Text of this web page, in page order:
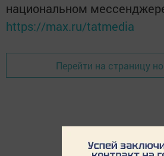
национальном
https://max.ru/tatmedia
Перейти на страницу